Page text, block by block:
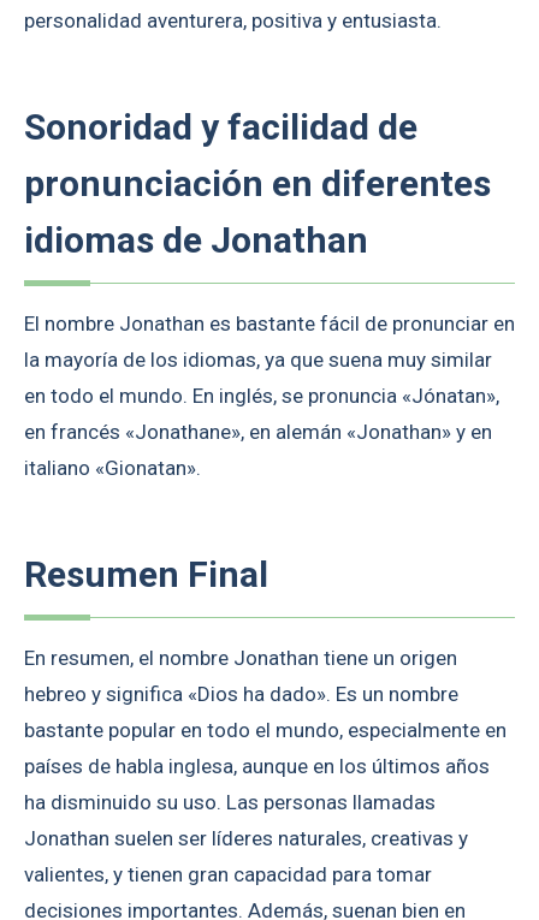
personalidad aventurera, positiva y entusiasta.
Sonoridad y facilidad de
pronunciación en diferentes
idiomas de Jonathan
El nombre Jonathan es bastante fácil de pronunciar en
la mayoría de los idiomas, ya que suena muy similar
en todo el mundo. En inglés, se pronuncia «Jónatan»,
en francés «Jonathane», en alemán «Jonathan» y en
italiano «Gionatan».
Resumen Final
En resumen, el nombre Jonathan tiene un origen
hebreo y significa «Dios ha dado». Es un nombre
bastante popular en todo el mundo, especialmente en
países de habla inglesa, aunque en los últimos años
ha disminuido su uso. Las personas llamadas
Jonathan suelen ser líderes naturales, creativas y
valientes, y tienen gran capacidad para tomar
decisiones importantes. Además, suenan bien en